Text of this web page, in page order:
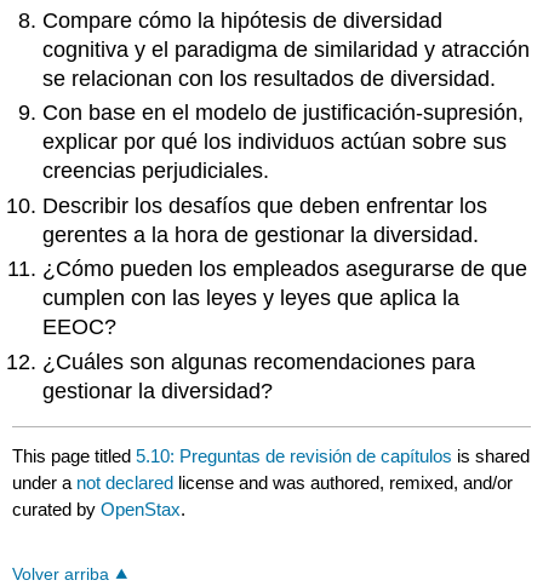
Compare cómo la hipótesis de diversidad
cognitiva y el paradigma de similaridad y atracción
se relacionan con los resultados de diversidad.
Con base en el modelo de justificación-supresión,
explicar por qué los individuos actúan sobre sus
creencias perjudiciales.
Describir los desafíos que deben enfrentar los
gerentes a la hora de gestionar la diversidad.
¿Cómo pueden los empleados asegurarse de que
cumplen con las leyes y leyes que aplica la
EEOC?
¿Cuáles son algunas recomendaciones para
gestionar la diversidad?
This page titled5.10: Preguntas de revisión de capítulos is shared
under a not declared license and was authored, remixed, and/or
curated byOpenStax.
Volver arriba